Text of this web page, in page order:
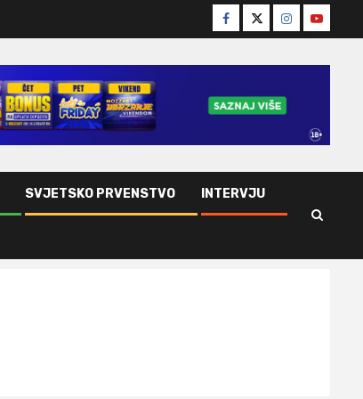
Facebook
TwitterInstagram
Youtube
SVJETSKO PRVENSTVO INTERVJU